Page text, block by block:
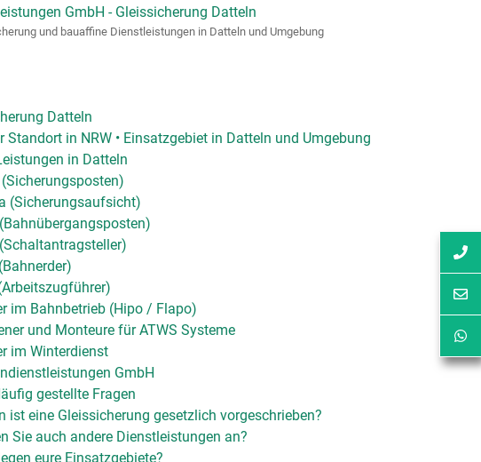
und bauaffine Dienstleistungen in Datteln und Umgebung
Datteln
Standort in NRW • Einsatzgebiet in Datteln und Umgebung
in Datteln
(Sicherungsaufsicht)
im Bahnbetrieb (Hipo / Flapo)
und Monteure für ATWS Systeme
im Winterdienst
GmbH
gestellte Fragen
ist eine Gleissicherung gesetzlich vorgeschrieben?
Sie auch andere Dienstleistungen an?
eure Einsatzgebiete?